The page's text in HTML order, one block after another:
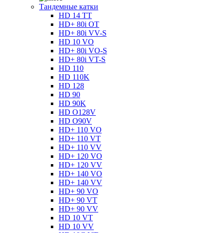
Тандемные катки
HD 14 TT
HD+ 80i OT
HD+ 80i VV-S
HD 10 VO
HD+ 80i VO-S
HD+ 80i VT-S
HD 110
HD 110K
HD 128
HD 90
HD 90K
HD O128V
HD O90V
HD+ 110 VO
HD+ 110 VT
HD+ 110 VV
HD+ 120 VO
HD+ 120 VV
HD+ 140 VO
HD+ 140 VV
HD+ 90 VO
HD+ 90 VT
HD+ 90 VV
HD 10 VT
HD 10 VV